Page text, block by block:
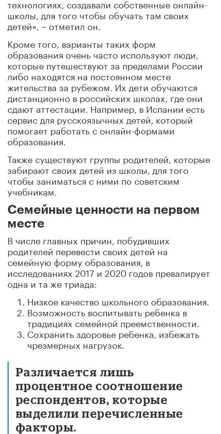
технологиях, создавали собственные онлайн-
школы, для того чтобы обучать там своих
детей», – отметил он.
Кроме того, варианты таких форм
образования очень часто используют люди,
которые путешествуют за пределами России
либо находятся на постоянном месте
жительства за рубежом. Их дети обучаются
дистанционно в российских школах, где они
сдают аттестации. Например, в Испании есть
сервис для русскоязычных детей, который
помогает работать с онлайн-формами
образования.
Также существуют группы родителей, которые
забирают своих детей из школы, для того
чтобы заниматься с ними по советским
учебникам.
Семейные ценности на первом
месте
В числе главных причин, побудивших
родителей перевести своих детей на
семейную форму образования, в
исследованиях 2017 и 2020 годов превалирует
одна и та же триада:
Низкое качество школьного образования.
Возможность воспитывать ребенка в
традициях семейной преемственности.
Сохранить здоровье ребенка, избежать
чрезмерных нагрузок.
Различается лишь
процентное соотношение
респондентов, которые
выделили перечисленные
факторы.